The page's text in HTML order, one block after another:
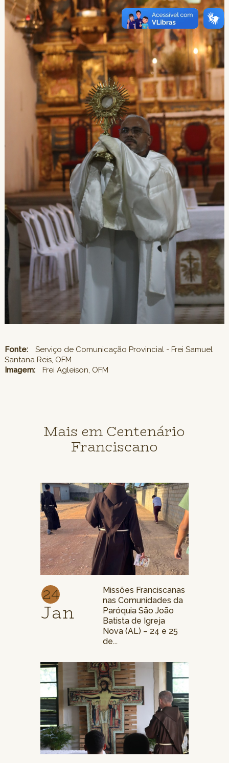
Fonte:
Serviço de Comunicação Provincial - Frei Samuel
Santana Reis, OFM
Imagem:
Frei Agleison, OFM
Mais em Centenário
Franciscano
24
Jan
Missões Franciscanas
nas Comunidades da
Paróquia São João
Batista de Igreja
Nova (AL) – 24 e 25
de...